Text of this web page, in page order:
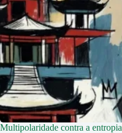
Multipolaridade contra a entropia